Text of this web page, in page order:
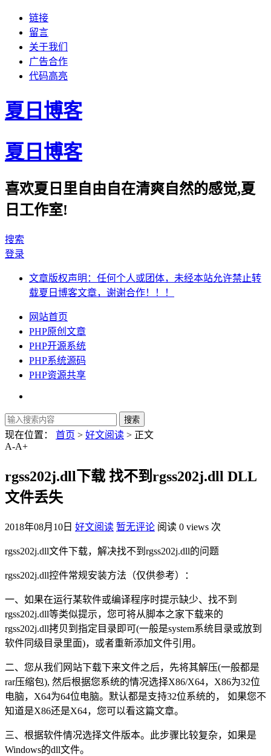
链接
留言
关于我们
广告合作
代码高亮
夏日博客
夏日博客
喜欢夏日里自由自在清爽自然的感觉,夏
日工作室!
搜索
登录
文章版权声明：任何个人或团体，未经本站允许禁止转
载夏日博客文章，谢谢合作！！！
网站首页
PHP原创文章
PHP开源系统
PHP系统源码
PHP资源共享
现在位置： 首页 > 好文阅读 > 正文
A-A+
rgss202j.dll下载 找不到rgss202j.dll DLL
文件丢失
2018年08月10日 好文阅读 暂无评论 阅读 0 views 次
rgss202j.dll文件下载，解决找不到rgss202j.dll的问题
rgss202j.dll控件常规安装方法（仅供参考）：
一、如果在运行某软件或编译程序时提示缺少、找不到
rgss202j.dll等类似提示，您可将从脚本之家下载来的
rgss202j.dll拷贝到指定目录即可(一般是system系统目录或放到
软件同级目录里面)，或者重新添加文件引用。
二、您从我们网站下载下来文件之后，先将其解压(一般都是
rar压缩包), 然后根据您系统的情况选择X86/X64，X86为32位
电脑，X64为64位电脑。默认都是支持32位系统的， 如果您不
知道是X86还是X64，您可以看这篇文章。
三、根据软件情况选择文件版本。此步骤比较复杂，如果是
Windows的dll文件。